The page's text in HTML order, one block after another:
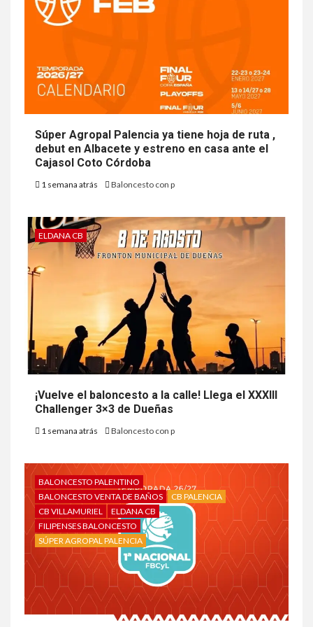
Súper Agropal Palencia ya tiene hoja de ruta ,
debut en Albacete y estreno en casa ante el
Cajasol Coto Córdoba
1 semana atrás Baloncesto con p
ELDANA CB
¡Vuelve el baloncesto a la calle! Llega el XXXIII
Challenger 3×3 de Dueñas
1 semana atrás Baloncesto con p
BALONCESTO PALENTINO
BALONCESTO VENTA DE BAÑOS
CB PALENCIA
CB VILLAMURIEL
ELDANA CB
FILIPENSES BALONCESTO
SÚPER AGROPAL PALENCIA